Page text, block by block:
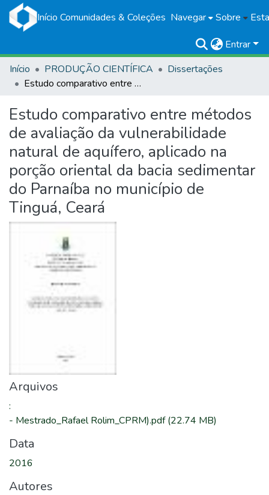
Início Comunidades & Coleções Navegar Sobre
Entrar
Início
PRODUÇÃO CIENTÍFICA
Dissertações
Estudo comparativo entre métodos de avaliação da vulnerabilidade natural de aquífero, aplicado na porção oriental da bacia sedimentar do Parnaíba no município de Tinguá, Ceará
Estudo comparativo entre métodos
de avaliação da vulnerabilidade
natural de aquífero, aplicado na
porção oriental da bacia sedimentar
do Parnaíba no município de
Tinguá, Ceará
Arquivos
:
- Mestrado_Rafael Rolim_CPRM).pdf(22.74 MB)
Data
2016
Autores